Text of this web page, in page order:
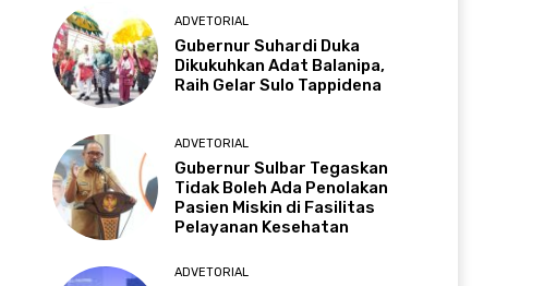
ADVETORIAL
Gubernur Suhardi Duka
Dikukuhkan Adat Balanipa,
Raih Gelar Sulo Tappidena
ADVETORIAL
Gubernur Sulbar Tegaskan
Tidak Boleh Ada Penolakan
Pasien Miskin di Fasilitas
Pelayanan Kesehatan
ADVETORIAL